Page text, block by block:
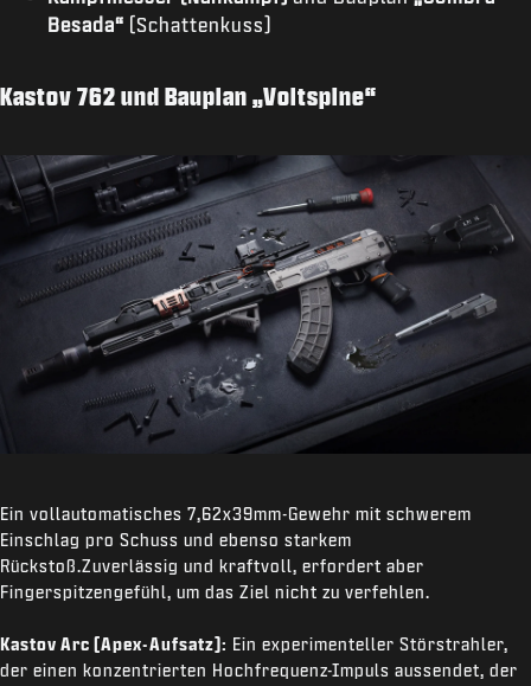
Besada“ (Schattenkuss)
Kastov 762 und Bauplan „Voltspine“
Ein vollautomatisches 7,62x39mm-Gewehr mit schwerem
Einschlag pro Schuss und ebenso starkem
Rückstoß.Zuverlässig und kraftvoll, erfordert aber
Fingerspitzengefühl, um das Ziel nicht zu verfehlen.
Kastov Arc (Apex-Aufsatz): Ein experimenteller Störstrahler,
der einen konzentrierten Hochfrequenz-Impuls aussendet, der